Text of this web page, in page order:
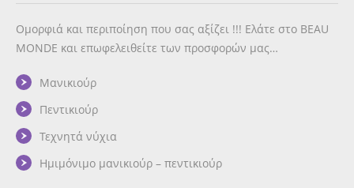
Ομορφιά και περιποίηση που σας αξίζει !!! Ελάτε στο BEAU
MONDE και επωφελειθείτε των προσφορών μας…
Μανικιούρ
Πεντικιούρ
Τεχνητά νύχια
Ημιμόνιμο μανικιούρ – πεντικιούρ